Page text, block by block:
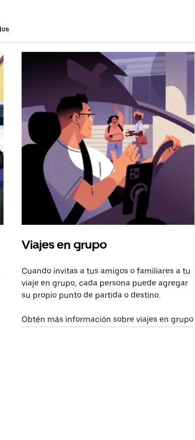
Viajes en grupo
Cuando invitas a tus amigos o familiares a tu
viaje en grupo, cada persona puede agregar
su propio punto de partida o destino.
Obtén más información sobre viajes en grupo